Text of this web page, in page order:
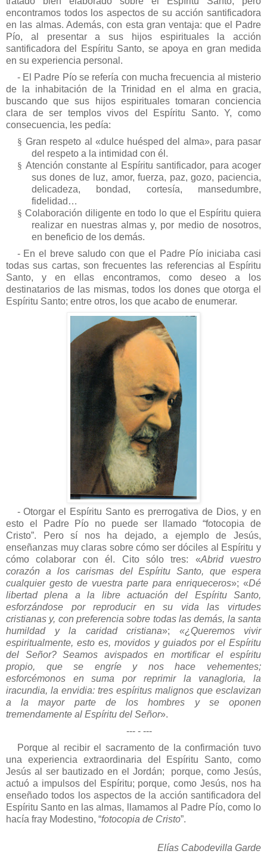
encontramos todos los aspectos de su acción santificadora
en las almas. Además, con esta gran ventaja: que el Padre
Pío, al presentar a sus hijos espirituales la acción
santificadora del Espíritu Santo, se apoya en gran medida
en su experiencia personal.
- El Padre Pío se refería con mucha frecuencia al misterio
de la inhabitación de la Trinidad en el alma en gracia,
buscando que sus hijos espirituales tomaran conciencia
clara de ser templos vivos del Espíritu Santo. Y, como
consecuencia, les pedía:
§ Gran respeto al «dulce huésped del alma», para pasar
del respeto a la intimidad con él.
§ Atención constante al Espíritu santificador, para acoger
sus dones de luz, amor, fuerza, paz, gozo, paciencia,
delicadeza, bondad, cortesía, mansedumbre,
fidelidad…
§ Colaboración diligente en todo lo que el Espíritu quiera
realizar en nuestras almas y, por medio de nosotros,
en beneficio de los demás.
- En el breve saludo con que el Padre Pío iniciaba casi
todas sus cartas, son frecuentes las referencias al Espíritu
Santo, y en ellas encontramos, como deseo a los
destinatarios de las mismas, todos los dones que otorga el
Espíritu Santo; entre otros, los que acabo de enumerar.
- Otorgar el Espíritu Santo es prerrogativa de Dios, y en
esto el Padre Pío no puede ser llamado “fotocopia de
Cristo”. Pero sí nos ha dejado, a ejemplo de Jesús,
enseñanzas muy claras sobre cómo ser dóciles al Espíritu y
cómo colaborar con él. Cito sólo tres: «Abrid vuestro
corazón a los carismas del Espíritu Santo, que espera
cualquier gesto de vuestra parte para enriqueceros»; «Dé
libertad plena a la libre actuación del Espíritu Santo,
esforzándose por reproducir en su vida las virtudes
cristianas y, con preferencia sobre todas las demás, la santa
humildad y la caridad cristiana»; «¿Queremos vivir
espiritualmente, esto es, movidos y guiados por el Espíritu
del Señor? Seamos avispados en mortificar el espíritu
propio, que se engríe y nos hace vehementes;
esforcémonos en suma por reprimir la vanagloria, la
iracundia, la envidia: tres espíritus malignos que esclavizan
a la mayor parte de los hombres y se oponen
tremendamente al Espíritu del Señor».
--- - ---
Porque al recibir el sacramento de la confirmación tuvo
una experiencia extraordinaria del Espíritu Santo, como
Jesús al ser bautizado en el Jordán; porque, como Jesús,
actuó a impulsos del Espíritu; porque, como Jesús, nos ha
enseñado todos los aspectos de la acción santificadora del
Espíritu Santo en las almas, llamamos al Padre Pío, como lo
hacía fray Modestino, “fotocopia de Cristo”.
Elías Cabodevilla Garde